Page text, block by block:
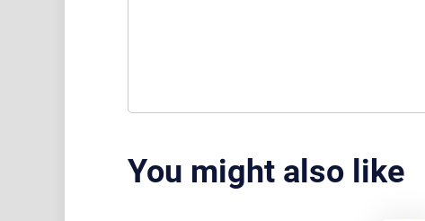
You might also like